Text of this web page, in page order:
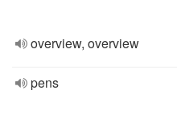
overview, overview
pens